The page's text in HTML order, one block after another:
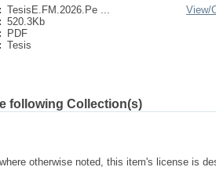
TesisE.FM.2026.Pe ...
520.3Kb
PDF
Tesis
View/
following Collection(s)
otherwise noted, this item's license is